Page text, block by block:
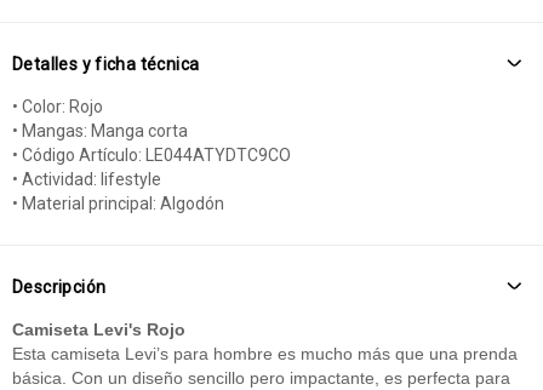
Detalles y ficha técnica
• Color: Rojo
• Mangas: Manga corta
• Código Artículo: LE044ATYDTC9CO
• Actividad: lifestyle
• Material principal: Algodón
Descripción
Camiseta Levi's Rojo
Esta camiseta Levi’s para hombre es mucho más que una prenda
básica. Con un diseño sencillo pero impactante, es perfecta para